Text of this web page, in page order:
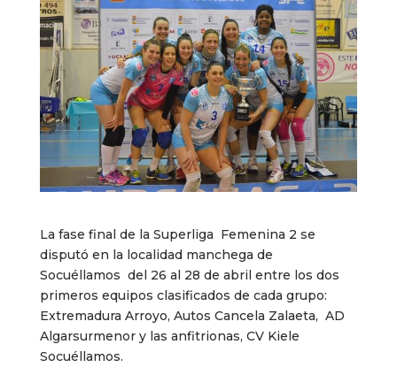
La fase final de la Superliga Femenina 2 se
disputó en la localidad manchega de
Socuéllamos del 26 al 28 de abril entre los dos
primeros equipos clasificados de cada grupo:
Extremadura Arroyo, Autos Cancela Zalaeta, AD
Algarsurmenor y las anfitrionas, CV Kiele
Socuéllamos.